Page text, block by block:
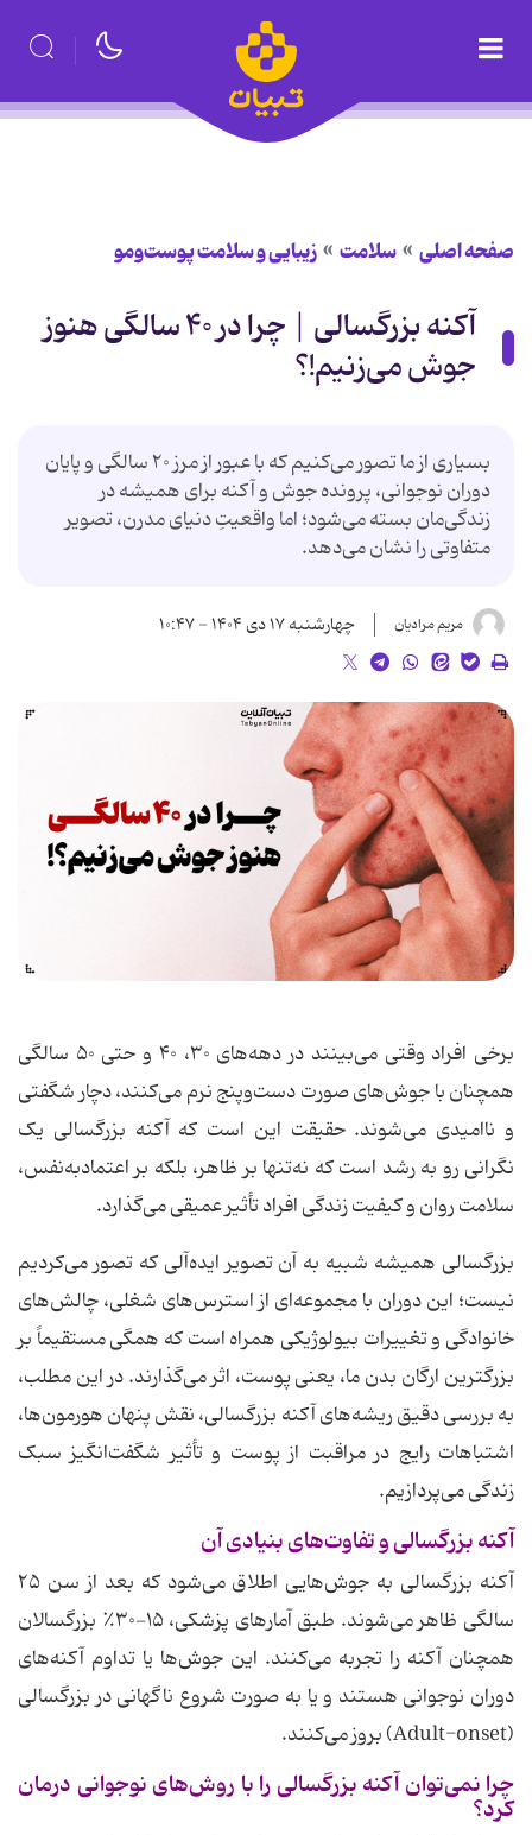
صفحه اصلی سلامت زیبایی و سلامت پوست‌ومو
آکنه بزرگسالی | چرا در ۴۰ سالگی هنوز
جوش می‌زنیم!؟
بسیاری از ما تصور می‌کنیم که با عبور از مرز ۲۰ سالگی و پایان
دوران نوجوانی، پرونده جوش و آکنه برای همیشه در
زندگی‌مان بسته می‌شود؛ اما واقعیتِ دنیای مدرن، تصویر
متفاوتی را نشان می‌دهد.
مریم مرادیان چهارشنبه ۱۷ دی ۱۴۰۴ - ۱۰:۴۷
برخی افراد وقتی می‌بینند در دهه‌های ۳۰، ۴۰ و حتی ۵۰ سالگی
همچنان با جوش‌های صورت دست‌وپنج نرم می‌کنند، دچار شگفتی
و ناامیدی می‌شوند. حقیقت این است که آکنه بزرگسالی یک
نگرانی رو به رشد است که نه‌تنها بر ظاهر، بلکه بر اعتمادبه‌نفس،
سلامت روان و کیفیت زندگی افراد تأثیر عمیقی می‌گذارد.
بزرگسالی همیشه شبیه به آن تصویر ایده‌آلی که تصور می‌کردیم
نیست؛ این دوران با مجموعه‌ای از استرس‌های شغلی، چالش‌های
خانوادگی و تغییرات بیولوژیکی همراه است که همگی مستقیماً بر
بزرگترین ارگان بدن ما، یعنی پوست، اثر می‌گذارند. در این مطلب،
به بررسی دقیق ریشه‌های آکنه بزرگسالی، نقش پنهان هورمون‌ها،
اشتباهات رایج در مراقبت از پوست و تأثیر شگفت‌انگیز سبک
زندگی می‌پردازیم.
آکنه بزرگسالی و تفاوت‌های بنیادی آن
آکنه بزرگسالی به جوش‌هایی اطلاق می‌شود که بعد از سن ۲۵
سالگی ظاهر می‌شوند. طبق آمارهای پزشکی، ۱۵-۳۰٪ بزرگسالان
همچنان آکنه را تجربه می‌کنند. این جوش‌ها یا تداوم آکنه‌های
دوران نوجوانی هستند و یا به صورت شروع ناگهانی در بزرگسالی
(Adult-onset) بروز می‌کنند.
چرا نمی‌توان آکنه بزرگسالی را با روش‌های نوجوانی درمان
کرد؟